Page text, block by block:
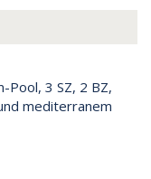
Pool, 3 SZ, 2 BZ,
mediterranem